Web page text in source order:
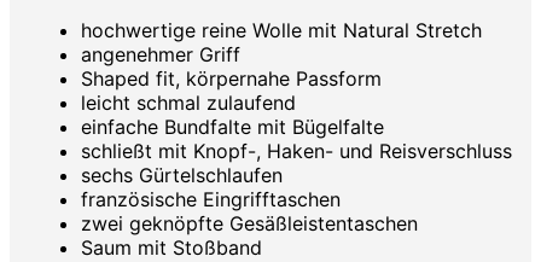
hochwertige reine Wolle mit Natural Stretch
angenehmer Griff
Shaped fit, körpernahe Passform
leicht schmal zulaufend
einfache Bundfalte mit Bügelfalte
schließt mit Knopf-, Haken- und Reisverschluss
sechs Gürtelschlaufen
französische Eingrifftaschen
zwei geknöpfte Gesäßleistentaschen
Saum mit Stoßband